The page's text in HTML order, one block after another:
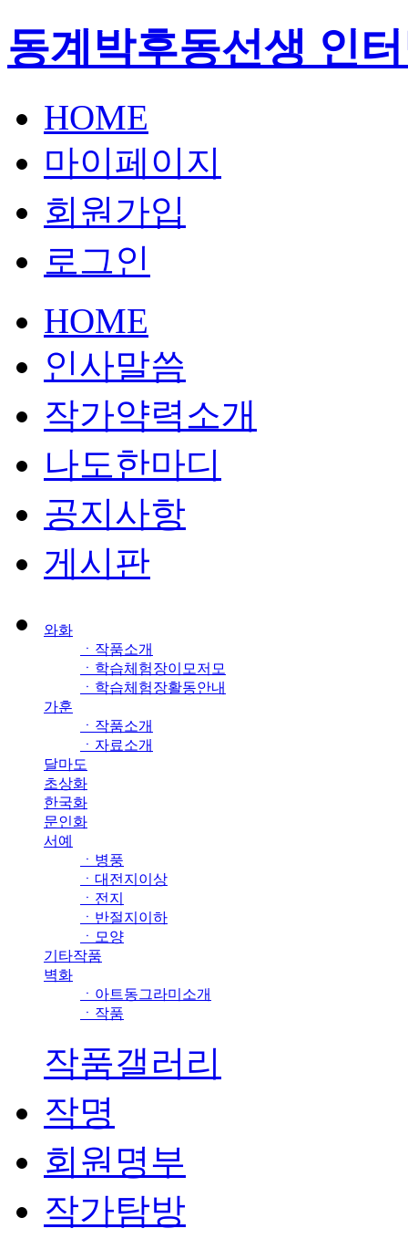
동계박후동선생 인
HOME
마이페이지
회원가입
로그인
HOME
인사말씀
작가약력소개
나도한마디
공지사항
게시판
와화
ㆍ작품소개
ㆍ학습체험장이모저모
ㆍ학습체험장활동안내
가훈
ㆍ작품소개
ㆍ자료소개
달마도
초상화
한국화
문인화
서예
ㆍ병풍
ㆍ대전지이상
ㆍ전지
ㆍ반절지이하
ㆍ모양
기타작품
벽화
ㆍ아트동그라미소개
ㆍ작품
작품갤러리
작명
회원명부
작가탐방